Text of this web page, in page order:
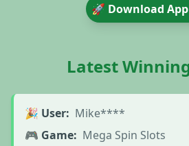
🚀 Download
Latest
🎉 User: Mike****
🎮 Game: Mega Spin Slots